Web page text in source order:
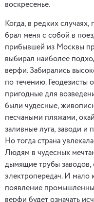
Когда, в редких
брал меня с собой в
прибывшей из Москвы
выбирал наиболее
верфи. Забирались
по течению. Геодезисты
пригодные для
были чудесные,
песчаными пляжами,
заливные луга, заводи и
Но тогда страна
Людям в чудесных
дымящие трубы
электропередач. И мало
появление
верфи будет означать